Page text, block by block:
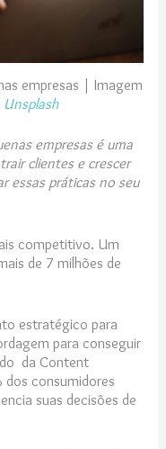
empresas | Imagem
Unsplash
empresas é uma
clientes e crescer
essas práticas no seu
competitivo. Um
de 7 milhões de
estratégico para
para conseguir
da Content
consumidores
suas decisões de